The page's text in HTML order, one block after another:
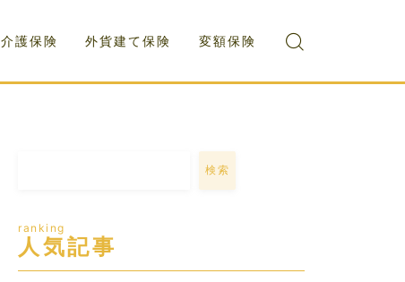
介護保険 外貨建て保険 変額保険
検索
ranking
人気記事